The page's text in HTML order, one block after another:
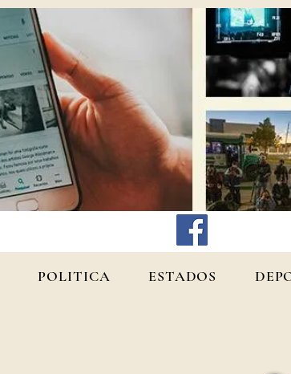
POLITICA ESTADOS